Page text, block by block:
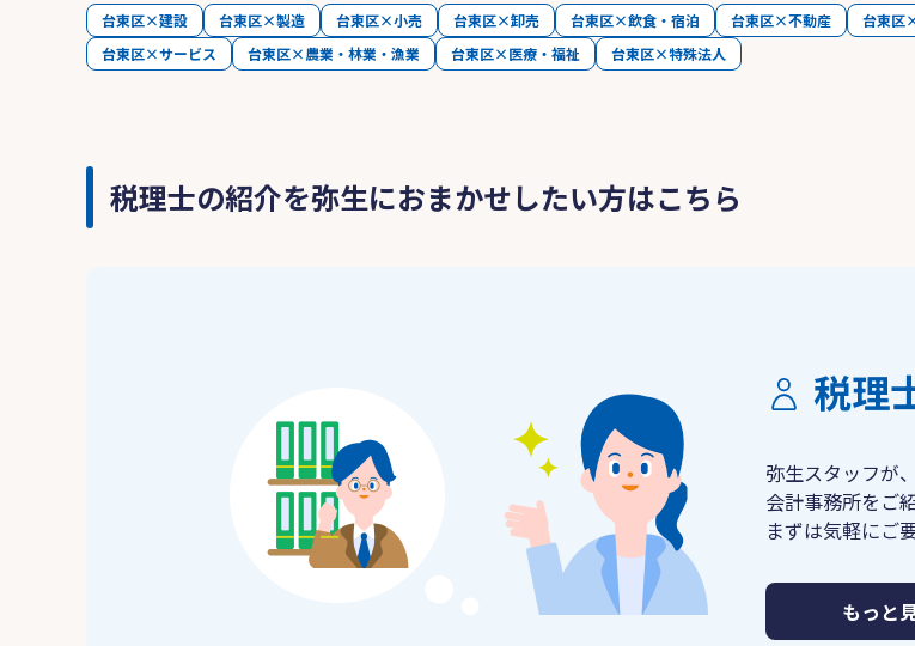
台東区×建設 台東区×製造 台東区×小売 台東区×卸売 台東区×飲食・宿泊 台東区×不動産 台東区
台東区×サービス
台東区×農業・林業・漁業 台東区×医療・福祉 台東区×特殊法人
税理士の紹介を弥生におまかせしたい方はこちら
税理
弥生スタッフが
会計事務所をご
まずは気軽にご
もっと